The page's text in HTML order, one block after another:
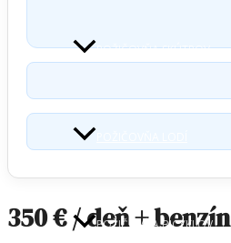
POŽIČOVŇA SKÚTROV
POŽIČOVŇA BICYKLOV
350 € / deň + benzín